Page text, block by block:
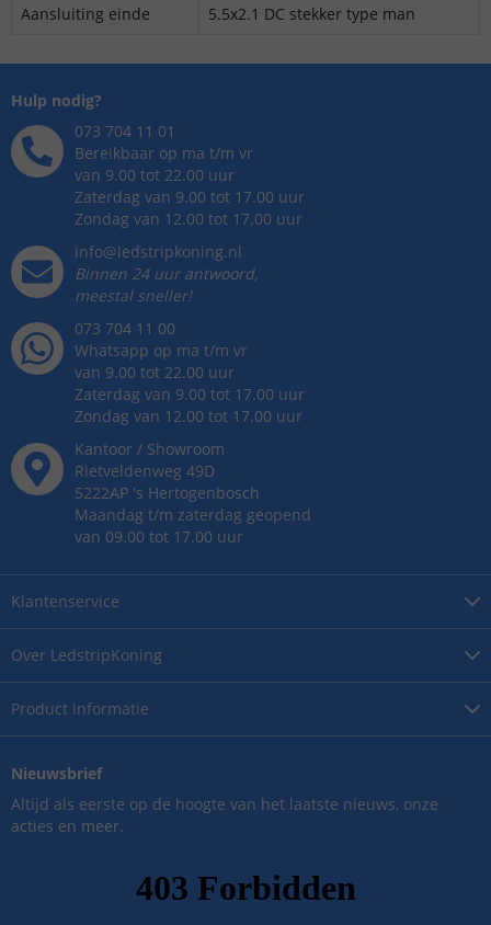
Aansluiting einde
5.5x2.1 DC stekker type man
Over LedstripKoning
Product informatie
Klantenservice
Hulp nodig?
073 704 11 01
Bereikbaar op ma t/m vr
van 9.00 tot 22.00 uur
Zaterdag van 9.00 tot 17.00 uur
Zondag van 12.00 tot 17.00 uur
info@ledstripkoning.nl
Binnen 24 uur antwoord,
meestal sneller!
073 704 11 00
Whatsapp op ma t/m vr
van 9.00 tot 22.00 uur
Zaterdag van 9.00 tot 17.00 uur
Zondag van 12.00 tot 17.00 uur
Kantoor / Showroom
Rietveldenweg 49D
5222AP 's Hertogenbosch
Maandag t/m zaterdag geopend
van 09.00 tot 17.00 uur
Nieuwsbrief
Altijd als eerste op de hoogte van het laatste nieuws, onze
acties en meer.